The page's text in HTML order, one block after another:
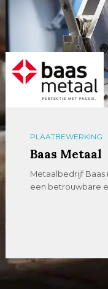
PLAATBEWERKING
Baas Metaal
Metaalbedrijf Baas
een betrouwbare